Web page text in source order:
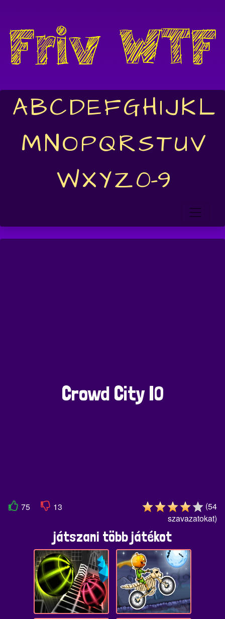
ABCDEFGHIJKL
MNOPQRSTUV
WXYZ0-9
Crowd City IO
75 13 (54
szavazatokat)
játszani több játékot